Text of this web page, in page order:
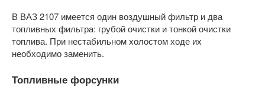
В ВАЗ 2107 имеется один воздушный фильтр и два
топливных фильтра: грубой очистки и тонкой очистки
топлива. При нестабильном холостом ходе их
необходимо заменить.
Топливные форсунки